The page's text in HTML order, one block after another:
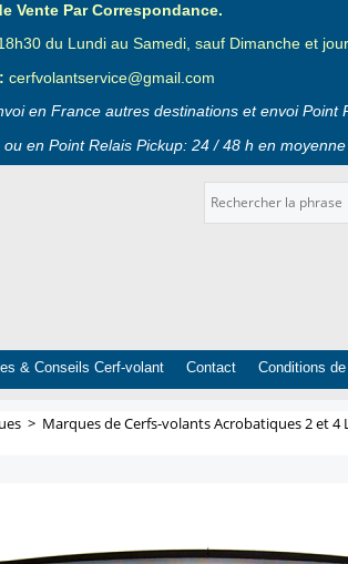
Vente Par Correspondance.
du Lundi au Samedi, sauf Dimanche et
cerfvolantservice@gmail.com
en France autres destinations et envoi Point
en Point Relais Pickup: 24 / 48 h en
& Conseils Cerf-volant Contact Conditions
> Marques de Cerfs-volants Acrobatiques 2 et 4